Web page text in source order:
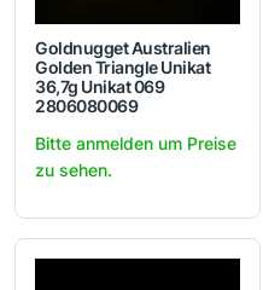
Goldnugget Australien
Golden Triangle Unikat
36,7g Unikat 069
2806080069
Bitte anmelden um Preise
zu sehen.